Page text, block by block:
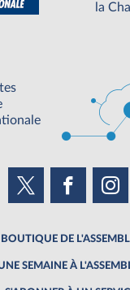
la
BOUTIQUE DE
SEMAINE À